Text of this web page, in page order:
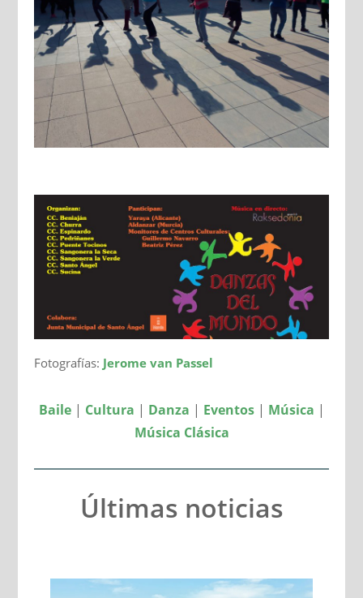
Fotografías: Jerome van Passel
Baile| Cultura | Danza | Eventos| Música |
Música Clásica
Últimas noticias